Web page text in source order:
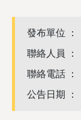
發布單位 ：
聯絡人員 ：
聯絡電話 ：
公告日期 ：